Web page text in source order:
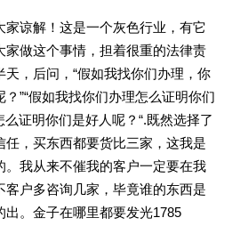
家谅解！这是一个灰色行业，有它
家做这个事情，担着很重的法律责
天，后问，“假如我找你们办理，你
”“假如我找你们办理怎么证明你们
么证明你们是好人呢？“.既然选择了
任，买东西都要货比三家，这我是
。我从来不催我的客户一定要在我
客户多咨询几家，毕竟谁的东西是
出。金子在哪里都要发光1785